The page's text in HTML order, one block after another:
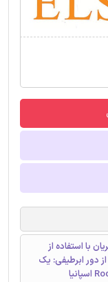
با استفاده از
دور ابرطیفی: یک